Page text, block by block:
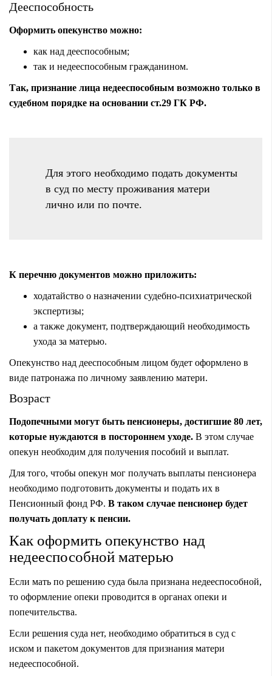
Дееспособность
Оформить опекунство можно:
как над дееспособным;
так и недееспособным гражданином.
Так, признание лица недееспособным возможно только в
судебном порядке на основании ст.29 ГК РФ.
Для этого необходимо подать документы
в суд по месту проживания матери
лично или по почте.
К перечню документов можно приложить:
ходатайство о назначении судебно-психиатрической
экспертизы;
а также документ, подтверждающий необходимость
ухода за матерью.
Опекунство над дееспособным лицом будет оформлено в
виде патронажа по личному заявлению матери.
Возраст
Подопечными могут быть пенсионеры, достигшие 80 лет,
которые нуждаются в постороннем уходе. В этом случае
опекун необходим для получения пособий и выплат.
Для того, чтобы опекун мог получать выплаты пенсионера
необходимо подготовить документы и подать их в
Пенсионный фонд РФ. В таком случае пенсионер будет
получать доплату к пенсии.
Как оформить опекунство над
недееспособной матерью
Если мать по решению суда была признана недееспособной,
то оформление опеки проводится в органах опеки и
попечительства.
Если решения суда нет, необходимо обратиться в суд с
иском и пакетом документов для признания матери
недееспособной.